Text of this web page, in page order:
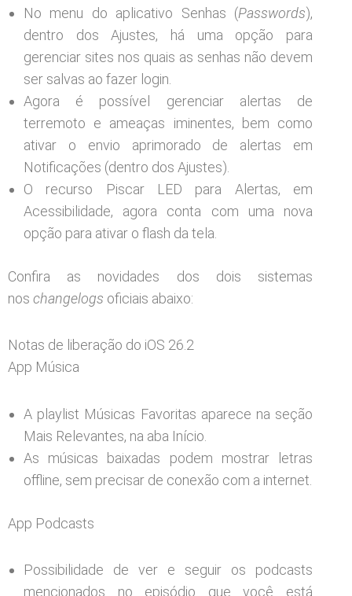
No menu do aplicativo Senhas (Passwords),
dentro dos Ajustes, há uma opção para
gerenciar sites nos quais as senhas não devem
ser salvas ao fazer login.
Agora é possível gerenciar alertas de
terremoto e ameaças iminentes, bem como
ativar o envio aprimorado de alertas em
Notificações (dentro dos Ajustes).
O recurso Piscar LED para Alertas, em
Acessibilidade, agora conta com uma nova
opção para ativar o flash da tela.
Confira as novidades dos dois sistemas
nos changelogs oficiais abaixo:
Notas de liberação do iOS 26.2
App Música
A playlist Músicas Favoritas aparece na seção
Mais Relevantes, na aba Início.
As músicas baixadas podem mostrar letras
offline, sem precisar de conexão com a internet.
App Podcasts
Possibilidade de ver e seguir os podcasts
mencionados no episódio que você está